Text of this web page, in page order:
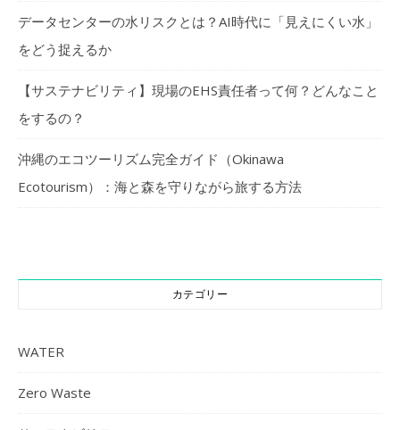
データセンターの水リスクとは？AI時代に「見えにくい水」
をどう捉えるか
【サステナビリティ】現場のEHS責任者って何？どんなこと
をするの？
沖縄のエコツーリズム完全ガイド（Okinawa
Ecotourism）：海と森を守りながら旅する方法
カテゴリー
WATER
Zero Waste